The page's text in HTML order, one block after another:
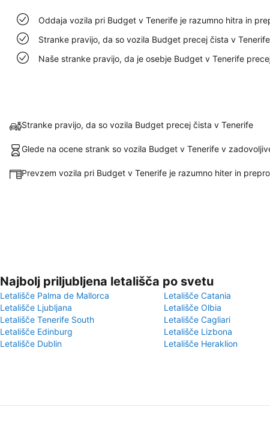
Oddaja vozila pri Budget v Tenerife je razumno hitra in
Stranke pravijo, da so vozila Budget precej čista v Tenerife
Naše stranke pravijo, da je osebje Budget v Tenerife
Stranke pravijo, da so vozila Budget precej čista v Tenerife
Glede na ocene strank so vozila Budget v Tenerife v
Prevzem vozila pri Budget v Tenerife je razumno hiter in
Najbolj priljubljena letališča po svetu
Letališče Palma de Mallorca
Letališče Catania
Letališče Ljubljana
Letališče Olbia
Letališče Tenerife South
Letališče Cagliari
Letališče Edinburg
Letališče Lizbona
Letališče Dublin
Letališče Heraklion